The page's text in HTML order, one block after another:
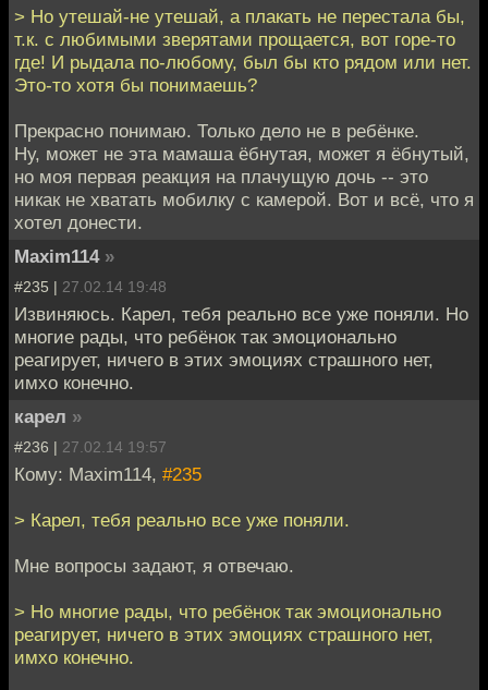
> Но утешай-не утешай, а плакать не перестала бы,
т.к. с любимыми зверятами прощается, вот горе-то
где! И рыдала по-любому, был бы кто рядом или нет.
Это-то хотя бы понимаешь?
Прекрасно понимаю. Только дело не в ребёнке.
Ну, может не эта мамаша ёбнутая, может я ёбнутый,
но моя первая реакция на плачущую дочь -- это
никак не хватать мобилку с камерой. Вот и всё, что я
хотел донести.
Maxim114 »
#235 | 27.02.14 19:48
Извиняюсь. Карел, тебя реально все уже поняли. Но
многие рады, что ребёнок так эмоционально
реагирует, ничего в этих эмоциях страшного нет,
имхо конечно.
карел »
#236 | 27.02.14 19:57
Кому: Maxim114, #235
> Карел, тебя реально все уже поняли.
Мне вопросы задают, я отвечаю.
> Но многие рады, что ребёнок так эмоционально
реагирует, ничего в этих эмоциях страшного нет,
имхо конечно.